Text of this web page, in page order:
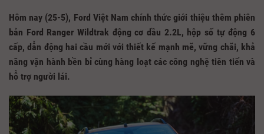
Hôm nay (25-5), Ford Việt Nam chính thức giới thiệu thêm phiên
bản Ford Ranger Wildtrak động cơ dầu 2.2L, hộp số tự động 6
cấp, dẫn động hai cầu mới với thiết kế mạnh mẽ, vững chãi, khả
năng vận hành bền bỉ cùng hàng loạt các công nghệ tiên tiến và
hỗ trợ người lái.